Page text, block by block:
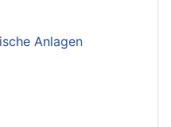
Anlagen